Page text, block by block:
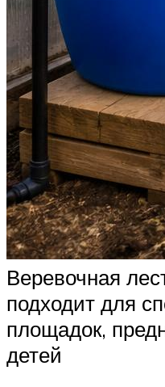
Веревочная
подходит для
площадок,
детей